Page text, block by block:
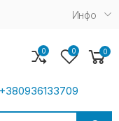
Инфо
+380936133709
0 0 0